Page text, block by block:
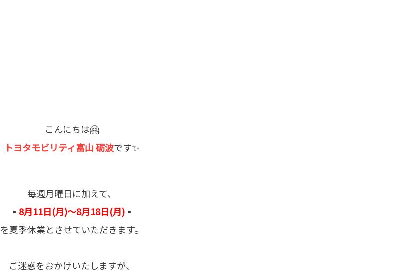
こんにちは🤗
トヨタモビリティ富山 砺波です✨
毎週月曜日に加えて、
▪️ 8月11日(月)〜8月18日(月) ▪️
を夏季休業とさせていただきます。
ご迷惑をおかけいたしますが、